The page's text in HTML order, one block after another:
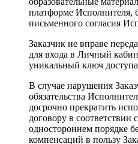
платформе Исполнителя,
письменного согласия
Заказчик не вправе
для входа в Личный
уникальный ключ
В случае нарушения
обязательства
досрочно прекратить
договору в
одностороннем порядке
компенсаций в пользу